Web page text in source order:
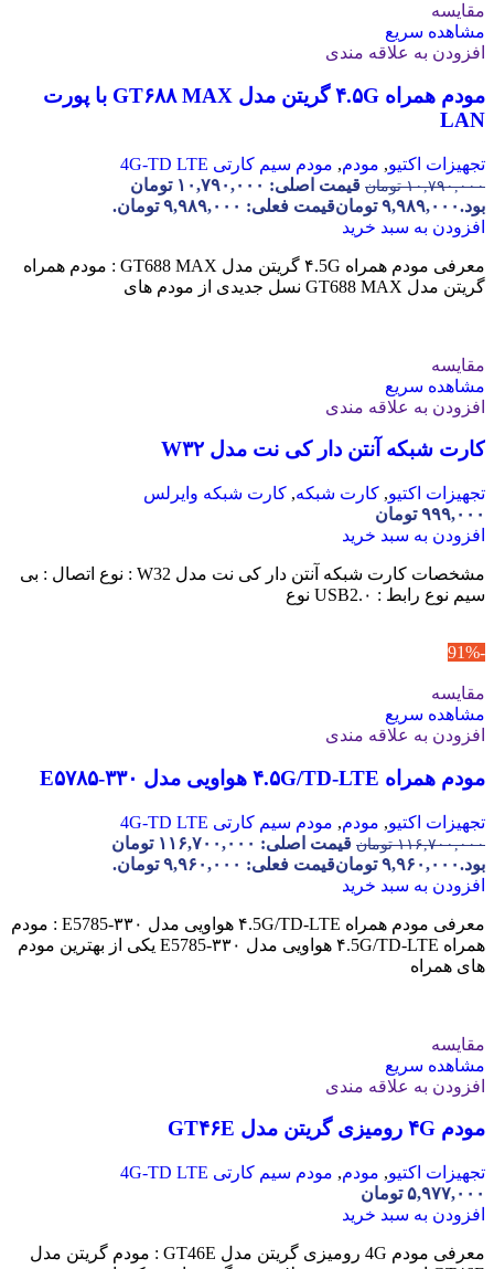
مقایسه
مشاهده سریع
افزودن به علاقه مندی
مودم همراه ۴.۵G گریتن مدل GT۶۸۸ MAX با پورت
LAN
تجهیزات اکتیو, مودم, مودم سیم کارتی 4G-TD LTE
۱۰,۷۹۰,۰۰۰ تومان
قیمت اصلی: ۱۰,۷۹۰,۰۰۰ تومان
بود.۹,۹۸۹,۰۰۰ تومانقیمت فعلی: ۹,۹۸۹,۰۰۰ تومان.
افزودن به سبد خرید
معرفی مودم همراه ۴.5G گریتن مدل GT688 MAX : مودم همراه
گریتن مدل GT688 MAX نسل جدیدی از مودم‌ های
مقایسه
مشاهده سریع
افزودن به علاقه مندی
کارت شبکه آنتن دار کی نت مدل W۳۲
تجهیزات اکتیو, کارت شبکه, کارت شبکه وایرلس
۹۹۹,۰۰۰ تومان
افزودن به سبد خرید
مشخصات کارت شبکه آنتن دار کی نت مدل W32 : نوع اتصال : بی
سیم نوع رابط : USB2.۰ نوع
-91%
مقایسه
مشاهده سریع
افزودن به علاقه مندی
مودم همراه ۴.۵G/TD-LTE هواویی مدل E۵۷۸۵-۳۳۰
تجهیزات اکتیو, مودم, مودم سیم کارتی 4G-TD LTE
۱۱۶,۷۰۰,۰۰۰ تومان
قیمت اصلی: ۱۱۶,۷۰۰,۰۰۰ تومان
بود.۹,۹۶۰,۰۰۰ تومانقیمت فعلی: ۹,۹۶۰,۰۰۰ تومان.
افزودن به سبد خرید
معرفی مودم همراه ۴.5G/TD-LTE هواویی مدل E5785-۳۳۰ : مودم
همراه ۴.5G/TD-LTE هواویی مدل E5785-۳۳۰ یکی از بهترین مودم
های همراه
مقایسه
مشاهده سریع
افزودن به علاقه مندی
مودم ۴G رومیزی گریتن مدل GT۴۶E
تجهیزات اکتیو, مودم, مودم سیم کارتی 4G-TD LTE
۵,۹۷۷,۰۰۰ تومان
افزودن به سبد خرید
معرفی مودم 4G رومیزی گریتن مدل GT46E : مودم گریتن مدل